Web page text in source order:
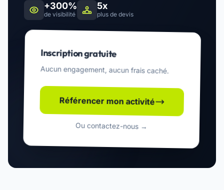
+300%
de visibilité
5x
plus de devis
Inscription gratuite
Aucun engagement, aucun frais caché.
Référencer mon activité
Ou contactez-nous →